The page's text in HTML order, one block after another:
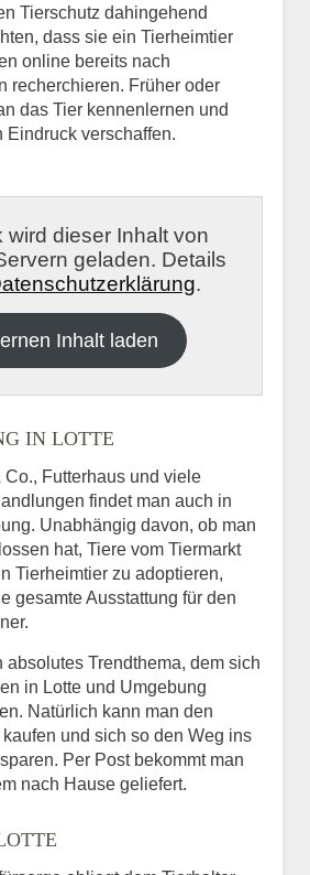
Tierschutz dahingehend
dass sie ein Tierheimtier
online bereits nach
recherchieren. Früher oder
das Tier kennenlernen und
Eindruck verschaffen.
wird dieser Inhalt von
geladen. Details
.
Inhalt laden
IN LOTTE
Co., Futterhaus und viele
findet man auch in
Unabhängig davon, ob man
hat, Tiere vom Tiermarkt
Tierheimtier zu adoptieren,
gesamte Ausstattung für den
absolutes Trendthema, dem sich
in Lotte und Umgebung
Natürlich kann man den
und sich so den Weg ins
Per Post bekommt man
nach Hause geliefert.